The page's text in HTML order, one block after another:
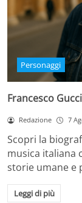
Personaggi
Francesco
Redazione 7
Scopri la
musica italiana
storie umane e
Leggi di più